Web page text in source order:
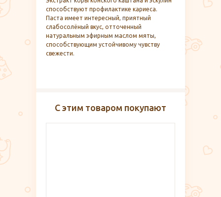
способствуют профилактике кариеса.
Паста имеет интересный, приятный
слабосолёный вкус, отточенный
натуральным эфирным маслом мяты,
способствующим устойчивому чувству
свежести.
С этим товаром покупают